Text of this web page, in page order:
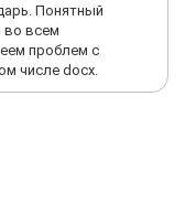
Понятный
во всем
проблем с
числе docx.